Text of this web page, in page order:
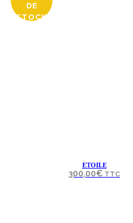
DE
STOCK
ETOILE
300,00€ TTC